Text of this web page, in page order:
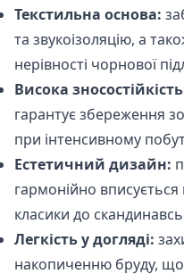
Текстильна основа:
та звукоізоляцію, а
нерівності чорнової
Висока
гарантує збереження
при інтенсивному
Естетичний дизайн:
гармонійно
класики до
Легкість у догляді:
накопиченню бруду,